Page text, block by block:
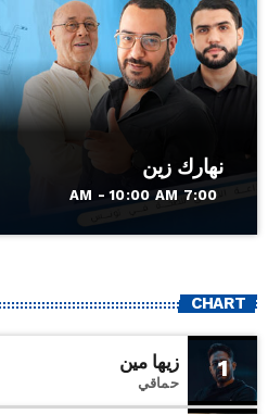
نهارك زين
7:00 AM - 10:00 AM
CHART
1 زيها مين
حماقي